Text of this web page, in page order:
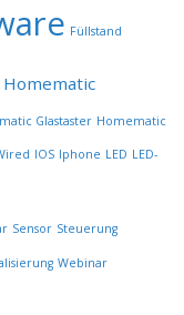
Füllstand
Homematic
Glastaster Homematic
IOS Iphone LED LED-
Sensor Steuerung
Webinar